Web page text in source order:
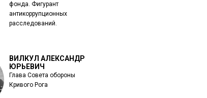
фонда. Фигурант
антикоррупционных
расследований.
ВИЛКУЛ АЛЕКСАНДР
ЮРЬЕВИЧ
Глава Совета обороны
Кривого Рога